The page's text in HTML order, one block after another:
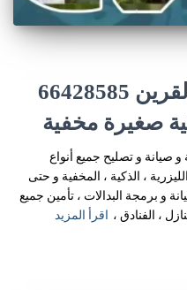
فني كاميرات مراقبة القرين 66428585
صغيرة مخفية
صيانة و تصليح جميع أنواع
، الذكية ، المخفية و حتى
و برمجة البدالات ، تأمين جميع
، الفنادق ، اقرأ المزيد